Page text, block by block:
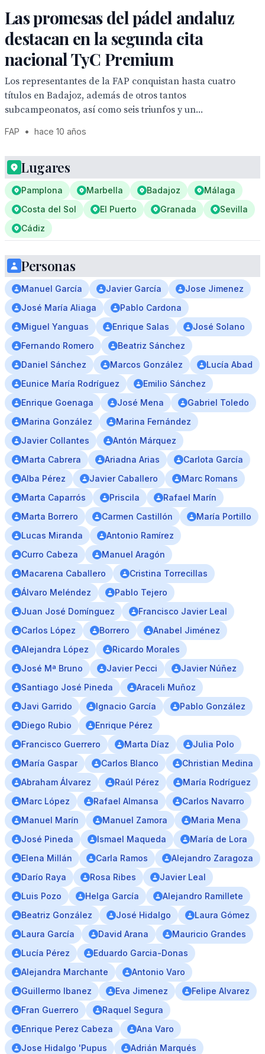
Las promesas del pádel andaluz
destacan en la segunda cita
nacional TyC Premium
Los representantes de la FAP conquistan hasta cuatro
títulos en Badajoz, además de otros tantos
subcampeonatos, así como seis triunfos y un...
FAP • hace 10 años
Lugares
Pamplona Marbella Badajoz
Málaga
Costa del Sol
El Puerto Granada
Sevilla
Cádiz
Personas
Manuel García Javier García
Jose Jimenez
José María Aliaga
Pablo Cardona
Miguel Yanguas
Enrique Salas
José Solano
Fernando Romero
Beatriz Sánchez
Daniel Sánchez
Marcos González
Lucía Abad
Eunice María Rodríguez
Emilio Sánchez
Enrique Goenaga
José Mena
Gabriel Toledo
Marina González
Marina Fernández
Javier Collantes
Antón Márquez
Marta Cabrera
Ariadna Arias
Carlota García
Alba Pérez
Javier Caballero
Marc Romans
Marta Caparrós
Priscila
Rafael Marín
Marta Borrero
Carmen Castillón
María Portillo
Lucas Miranda
Antonio Ramírez
Curro Cabeza
Manuel Aragón
Macarena Caballero
Cristina Torrecillas
Álvaro Meléndez
Pablo Tejero
Juan José Domínguez
Francisco Javier Leal
Carlos López
Borrero
Anabel Jiménez
Alejandra López
Ricardo Morales
José Mª Bruno
Javier Pecci
Javier Núñez
Santiago José Pineda
Araceli Muñoz
Javi Garrido
Ignacio García
Pablo González
Diego Rubio
Enrique Pérez
Francisco Guerrero
Marta Díaz
Julia Polo
María Gaspar
Carlos Blanco
Christian Medina
Abraham Álvarez
Raúl Pérez
María Rodríguez
Marc López
Rafael Almansa
Carlos Navarro
Manuel Marín
Manuel Zamora
Maria Mena
José Pineda
Ismael Maqueda
María de Lora
Elena Millán
Carla Ramos
Alejandro Zaragoza
Darío Raya
Rosa Ribes
Javier Leal
Luis Pozo
Helga García
Alejandro Ramillete
Beatriz González
José Hidalgo
Laura Gómez
Laura García
David Arana
Mauricio Grandes
Lucía Pérez
Eduardo Garcia-Donas
Alejandra Marchante
Antonio Varo
Guillermo Ibanez
Eva Jimenez
Felipe Alvarez
Fran Guerrero
Raquel Segura
Enrique Perez Cabeza
Ana Varo
Jose Hidalgo 'Pupus
Adrián Marqués